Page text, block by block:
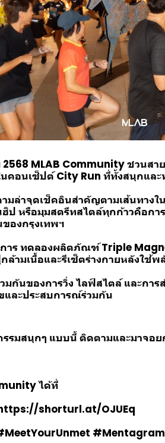
MLAB Community ชวนส
นคอนเซ็ปต์ City Run ที่ทั้งสนุกแล
ามล่าจุดเช็คอินสำคัญตามเส้นทาง
ป หรือมุมสตรีทสไตล์ทุกก้าวคือกา
องกรุงเทพฯ
าร ทดลองผลิตภัณฑ์ Triple
ล้ามเนื้อและรีเซ็ตร่างกายหลังใช้พ
มกันของการวิ่ง ไลฟ์สไตล์ และการ
และประสบการณ์ร่วมกัน
รมสนุกๆ แบบนี้ ติดตามและมาจอ
ได้ที่
shorturl.at/OJUEq